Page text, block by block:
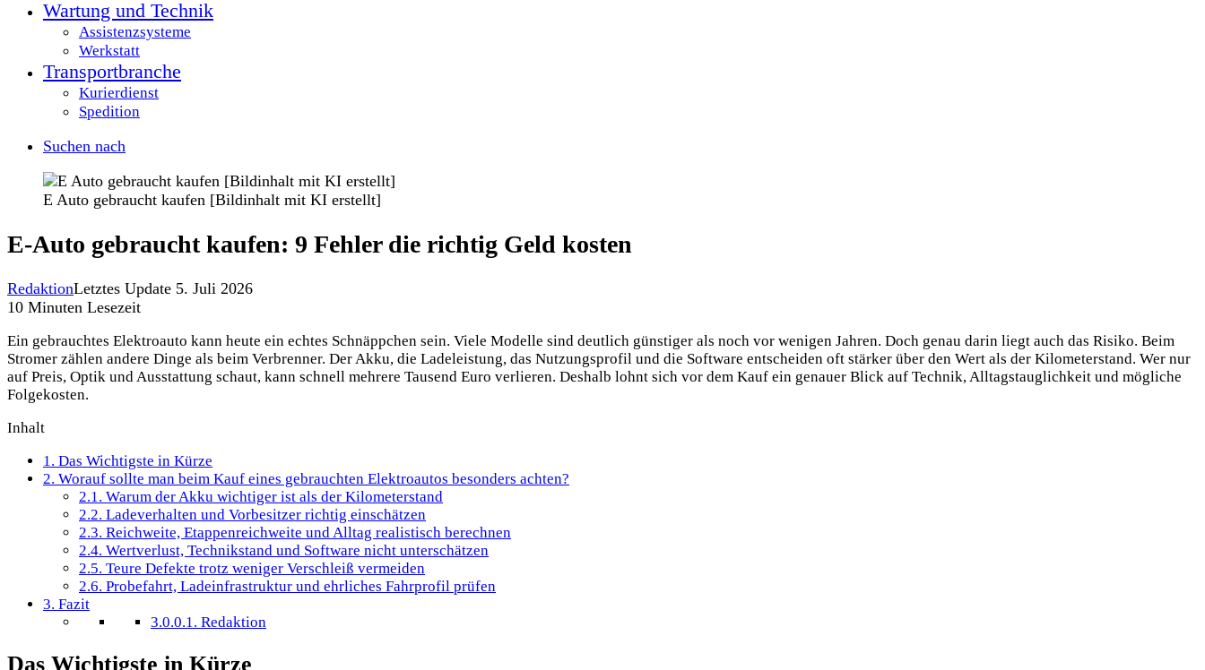
Wartung und Technik
Assistenzsysteme
Werkstatt
Transportbranche
Kurierdienst
Spedition
Suchen nach
E Auto gebraucht kaufen [Bildinhalt mit KI erstellt]
E-Auto gebraucht kaufen: 9 Fehler die richtig Geld kosten
RedaktionLetztes Update 5. Juli 2026
10 Minuten Lesezeit
Ein gebrauchtes Elektroauto kann heute ein echtes Schnäppchen sein. Viele Modelle sind deutlich günstiger als noch vor wenigen Jahren. Doch genau darin liegt auch das Risiko. Beim
Stromer zählen andere Dinge als beim Verbrenner. Der Akku, die Ladeleistung, das Nutzungsprofil und die Software entscheiden oft stärker über den Wert als der Kilometerstand. Wer nur
auf Preis, Optik und Ausstattung schaut, kann schnell mehrere Tausend Euro verlieren. Deshalb lohnt sich vor dem Kauf ein genauer Blick auf Technik, Alltagstauglichkeit und mögliche
Folgekosten.
Inhalt
1. Das Wichtigste in Kürze
2. Worauf sollte man beim Kauf eines gebrauchten Elektroautos besonders achten?
2.1. Warum der Akku wichtiger ist als der Kilometerstand
2.2. Ladeverhalten und Vorbesitzer richtig einschätzen
2.3. Reichweite, Etappenreichweite und Alltag realistisch berechnen
2.4. Wertverlust, Technikstand und Software nicht unterschätzen
2.5. Teure Defekte trotz weniger Verschleiß vermeiden
2.6. Probefahrt, Ladeinfrastruktur und ehrliches Fahrprofil prüfen
3. Fazit
3.0.0.1. Redaktion
Das Wichtigste in Kürze